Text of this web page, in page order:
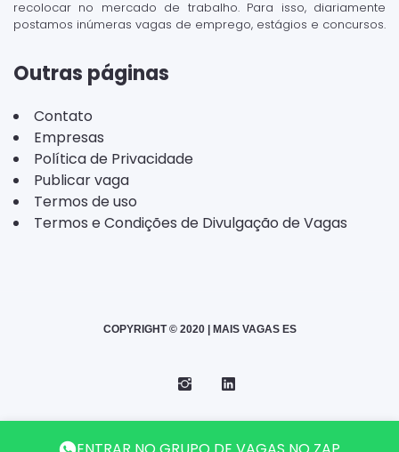
recolocar no mercado de trabalho. Para isso, diariamente
postamos inúmeras vagas de emprego, estágios e concursos.
Outras páginas
Contato
Empresas
Política de Privacidade
Publicar vaga
Termos de uso
Termos e Condições de Divulgação de Vagas
COPYRIGHT © 2020 | MAIS VAGAS ES
Instagram
Telegram
LinkedIn